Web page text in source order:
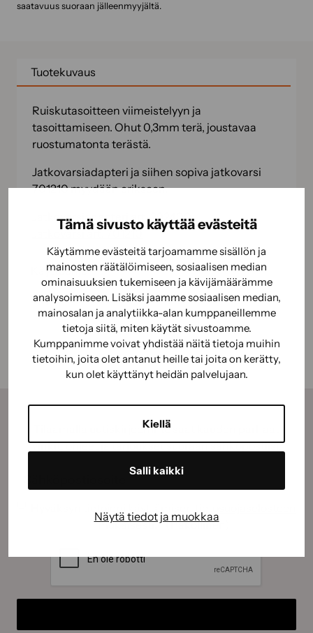
Tämä sivusto käyttää evästeitä
Käytämme evästeitä tarjoamamme sisällön ja
mainosten räätälöimiseen, sosiaalisen median
ominaisuuksien tukemiseen ja kävijämäärämme
analysoimiseen. Lisäksi jaamme sosiaalisen median,
mainosalan ja analytiikka-alan kumppaneillemme
tietoja siitä, miten käytät sivustoamme.
Kumppanimme voivat yhdistää näitä tietoja muihin
tietoihin, joita olet antanut heille tai joita on kerätty,
kun olet käyttänyt heidän palvelujaan.
Kiellä
Salli kaikki
Näytä tiedot ja muokkaa
saatavuus suoraan jälleenmyyjältä.
Tuotekuvaus
Ruiskutasoitteen viimeistelyyn ja
tasoittamiseen. Ohut 0,3mm terä, joustavaa
ruostumatonta terästä.
Jatkovarsiadapteri ja siihen sopiva jatkovarsi
701210 myydään erikseen.
Jatkovarsiadapteri art. 292400
Jatkovarsi art. 701210
Käyttöohje
Käyttöturvallisuus
Tilaamalla uutiskirjeemme saat kauden parhaat
vinkit, ohjeet ja tarjoukset suoraan sähköpostiisi.
(Pakollinen)
mukaisesti. (Pakollinen)